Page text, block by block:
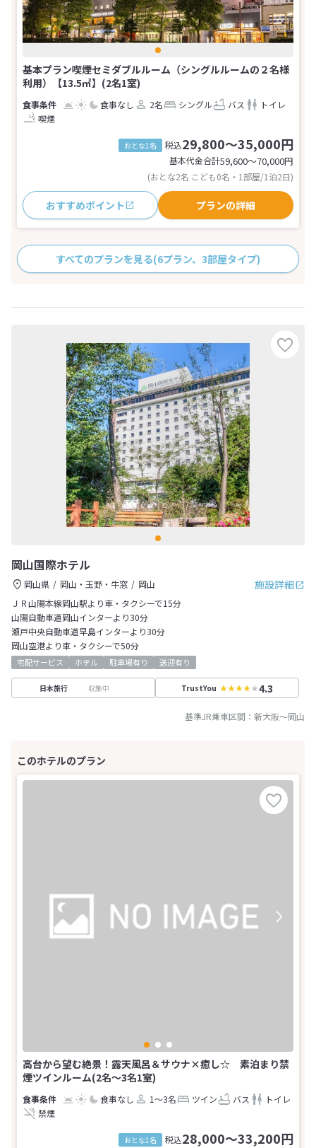
基本プラン喫煙セミダブルルーム（シングルルームの２名様
利用）【13.5㎡】(2名1室)
食事なし 2名 シングル バス
トイレ
喫煙
おとな1名 税込29,800～35,000円
基本代金合計59,600〜70,000円
(おとな2名 こども0名・1部屋/1泊2日)
おすすめポイント プランの詳細
すべてのプランを見る(6プラン、3部屋タイプ)
岡山国際ホテル
施設詳細
岡山県 岡山・玉野・牛窓
岡山
ＪＲ山陽本線岡山駅より車・タクシーで15分
山陽自動車道岡山インターより30分
瀬戸中央自動車道早島インターより30分
岡山空港より車・タクシーで50分
宅配サービス ホテル 駐車場有り 送迎有り
日本旅行 収集中 TrustYou 4.3
基準JR乗車区間： 新大阪～岡山
高台から望む絶景！露天風呂＆サウナ×癒し☆ 素泊まり禁
煙ツインルーム(2名～3名1室)
食事なし 1～3名 ツイン バス
トイレ
禁煙
おとな1名 税込28,000～33,200円